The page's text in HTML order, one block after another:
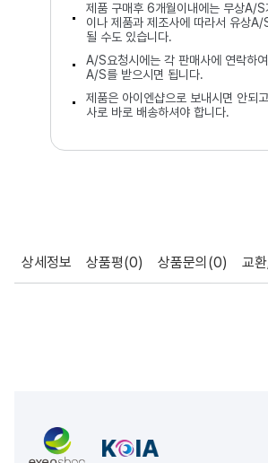
제품 구매후 6개월이내에는 무상A/S
이나 제품과 제조사에 따라서 유상A/
될 수도 있습니다.
A/S요청시에는 각 판매사에 연락하
A/S를 받으시면 됩니다.
제품은 아이엔샵으로 보내시면 안되
사로 바로 배송하셔야 합니다.
상세정보 상품평(0) 상품문의 (0) 교